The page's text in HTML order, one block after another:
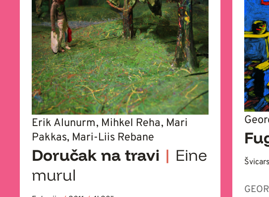
Erik Alunurm, Mihkel Reha, Mari
Pakkas, Mari-Liis Rebane
Doručak na travi | Eine
murul